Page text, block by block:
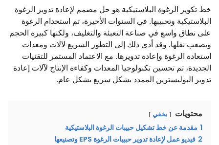
خط تكوير الرغوة البلاستيكية هو حل مصمم لإعادة تدوير الرغوة
البلاستيكية وتحبيبها. في السنوات الأخيرة، تم استخدام الرغوة
على نطاق واسع في صناعة التعبئة والتغليف، ولكنها كبيرة الحجم
ويصعب نقلها. وقد أدى ذلك إلى التطور السريع لآلات ومعدات
استعادة الرغوة وإعادة تدويرها. مع الاعتماد المستمر للتقنيات
الجديدة، تم تحسين تكنولوجيا المعدات وكفاءة الإنتاج لآلات إعادة
تدوير البوليسترين الممدد بشكل سريع بشكل عام.
محتويات يخفي
1 مقدمة عن خط تشكيل حبيبات الرغوة البلاستيكية
2 فيديو عمل لإعادة تدوير حبيبات الرغوة EPS وتصنيعها